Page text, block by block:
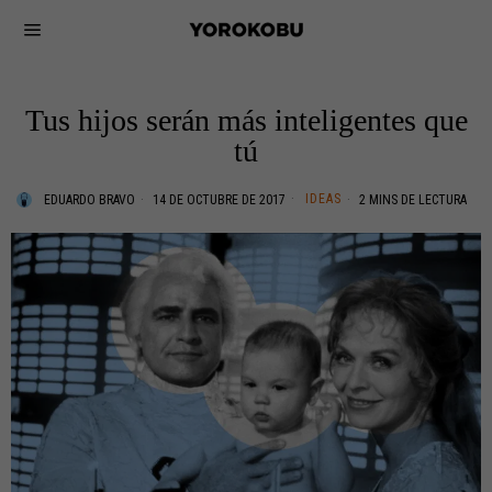
Tus hijos serán más inteligentes que
tú
EDUARDO BRAVO 14 DE OCTUBRE DE 2017 IDEAS 2 MINS DE LECTURA